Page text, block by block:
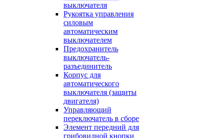
выключателя
Рукоятка управления
силовым
автоматическим
выключателем
Предохранитель
выключатель-
разъединитель
Корпус для
автоматического
выключателя (защиты
двигателя)
Управляющий
переключатель в сборе
Элемент передний для
грибовидной кнопки